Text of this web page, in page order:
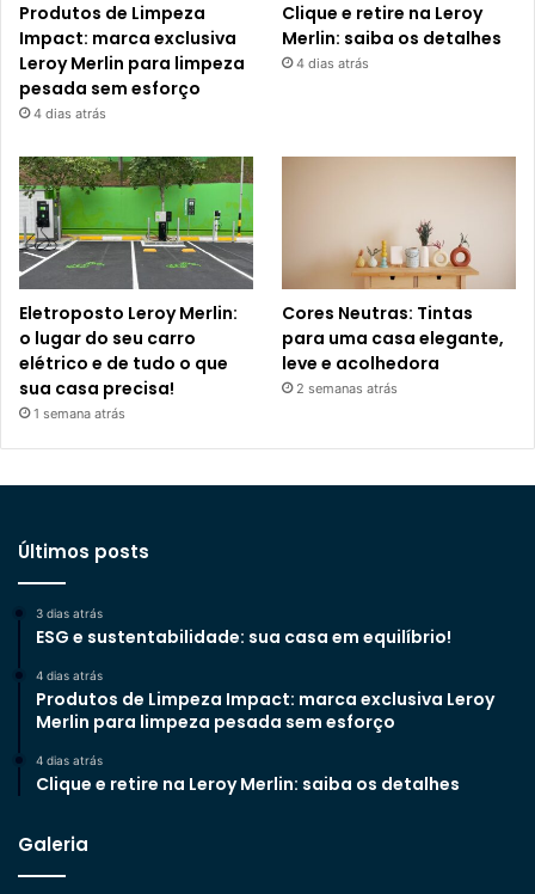
Produtos de Limpeza
Impact: marca exclusiva
Leroy Merlin para limpeza
pesada sem esforço
4 dias atrás
Clique e retire na Leroy
Merlin: saiba os detalhes
4 dias atrás
Eletroposto Leroy Merlin:
o lugar do seu carro
elétrico e de tudo o que
sua casa precisa!
1 semana atrás
Cores Neutras: Tintas
para uma casa elegante,
leve e acolhedora
2 semanas atrás
Últimos posts
3 dias atrás
ESG e sustentabilidade: sua casa em equilíbrio!
4 dias atrás
Produtos de Limpeza Impact: marca exclusiva Leroy
Merlin para limpeza pesada sem esforço
4 dias atrás
Clique e retire na Leroy Merlin: saiba os detalhes
Galeria